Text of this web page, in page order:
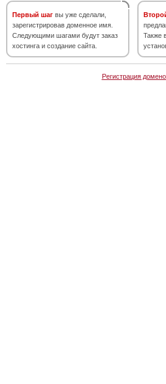
Первый шаг вы уже сделали,
зарегистрировав доменное имя.
Следующими шагами будут заказ
хостинга и создание сайта.
Также
Регистрация